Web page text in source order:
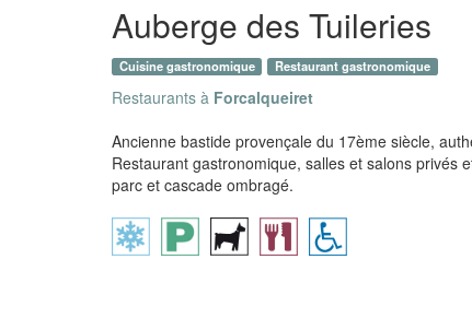
Auberge des Tuileries
Cuisine gastronomique Restaurant gastronomique
Restaurants à Forcalqueiret
Ancienne bastide provençale du 17ème siècle,
Restaurant gastronomique, salles et salons privés
parc et cascade ombragé.